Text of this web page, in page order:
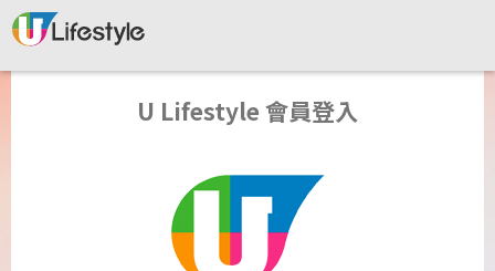
U Lifestyle 會員登入